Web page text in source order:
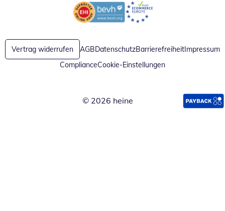
Öffnet in neuem FensterÖffnet in neuem Fenster
Vertrag widerrufen AGBDatenschutzBarrierefreiheitImpressum
ComplianceCookie-Einstellungen
© 2026 heine